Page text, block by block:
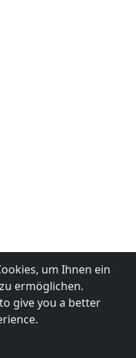
um Ihnen ein
ermöglichen.
give you a better